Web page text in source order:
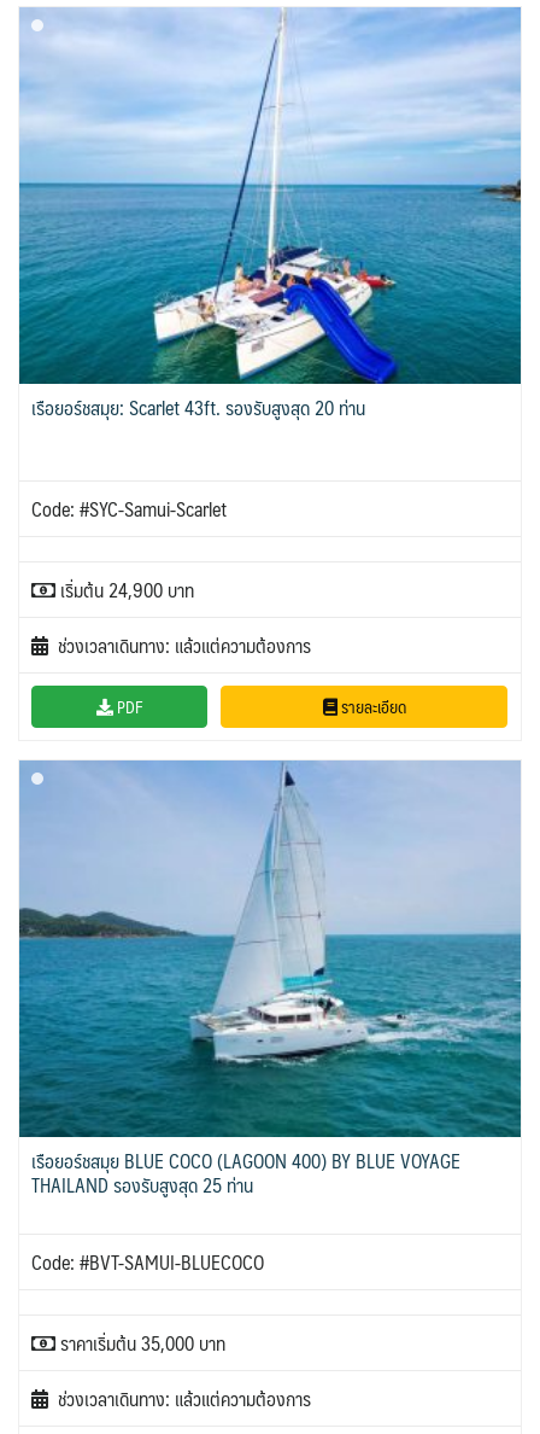
เรือยอร์ชสมุย: Scarlet 43ft. รองรับสูงสุด 20 ท่าน
Code: #SYC-Samui-Scarlet
เริ่มต้น 24,900 บาท
ช่วงเวลาเดินทาง: แล้วแต่ความต้องการ
PDF รายละเอียด
เรือยอร์ชสมุย BLUE COCO (LAGOON 400) BY BLUE VOYAGE
THAILAND รองรับสูงสุด 25 ท่าน
Code: #BVT-SAMUI-BLUECOCO
ราคาเริ่มต้น 35,000 บาท
ช่วงเวลาเดินทาง: แล้วแต่ความต้องการ